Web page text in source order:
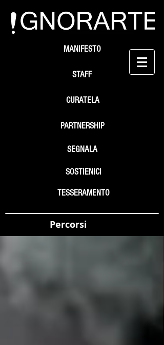
STAFF
SEGNALA
SOSTIENICI
MANIFESTO
PARTNERSHIP
TESSERAMENTO
CURATELA
Percorsi